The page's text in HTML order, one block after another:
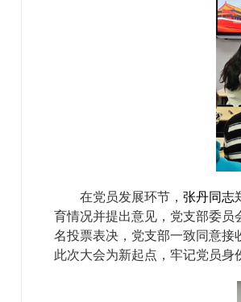
在党员发展环节， 张丹同志
育情况并提出意见，党支部委员
名投票表决，党支部一致同意接
此次大会为新起点，牢记党员身